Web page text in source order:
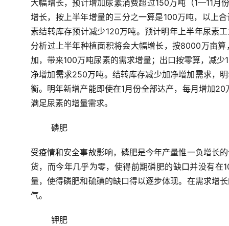
大幅增长，预计增加尿素消费超过150万吨（1—11月
增长，按上半年增量的三分之一算是100万吨，以上
素结转库存预计减少120万吨。预计明年上半年尿素
分析过上半年种植面积将会大幅增长，按8000万亩
加，带来100万吨尿素的需求增量；出口按零算，减
净增加需求250万吨。结转库存减少加净增加需求，
衡。明年新增产能即使在1月份全部达产，每月增加
满足尿素的增量需求。
磷肥
受疫情和安全事故影响，磷肥是今年产量惟一负增长
货，而今年几乎为零，使得前期磷肥的缺口并没有
量，使得磷肥和硫磺的缺口得以逐步体现。在需求增
气。
钾肥